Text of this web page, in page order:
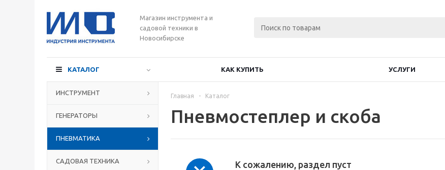
Магазин инструмента и
садовой техники в
Новосибирске
КАТАЛОГ КАК КУПИТЬ УСЛУГИ
ИНСТРУМЕНТ
ГЕНЕРАТОРЫ
ПНЕВМАТИКА
САДОВАЯ ТЕХНИКА
Главная - Каталог
Пневмостеплер и скоба
К сожалению, раздел пуст